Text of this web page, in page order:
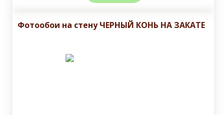
Фотообои на стену ЧЕРНЫЙ КОНЬ НА ЗАКАТЕ